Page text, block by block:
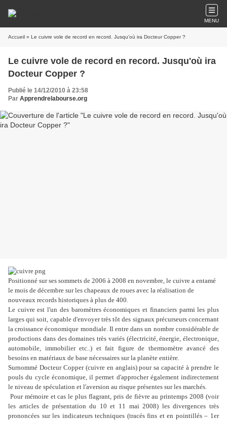
MENU
Accueil » Le cuivre vole de record en record. Jusqu'où ira Docteur Copper ?
Le cuivre vole de record en record. Jusqu'où ira
Docteur Copper ?
Publié le 14/12/2010 à 23:58
Par Apprendrelabourse.org
Positionné sur ses sommets de 2006 à 2008 en novembre, le cuivre a entamé
le mois de décembre sur les chapeaux de roues avec la réalisation de
nouveaux records historiques à plus de 400.
Le cuivre est l'un des baromètres économiques et financiers parmi les plus
larges qui soit, capable d'envoyer très tôt des signaux précurseurs concernant
la croissance économique mondiale. Il entre dans un nombre considérable de
productions dans des domaines très variés (électricité, énergie, électronique,
automobile, immobilier etc..) et fait figure de thermomètre avancé des
besoins en matériaux de base nécessaires sur la planète entière.
Surnommé Docteur Copper (cuivre en anglais) pour sa capacité à prendre le
pouls du cycle économique, il permet d'approcher également indirectement
le niveau de spéculation et l'aversion au risque présentes sur les marchés.
Pour mémoire et cas le plus flagrant, pris de fièvre au printemps 2008 (voir
les articles de présentation du 10 et 11 mai 2008) les divergences très
prononcées sur les indicateurs techniques (tracés fins et en pointillés – 1er